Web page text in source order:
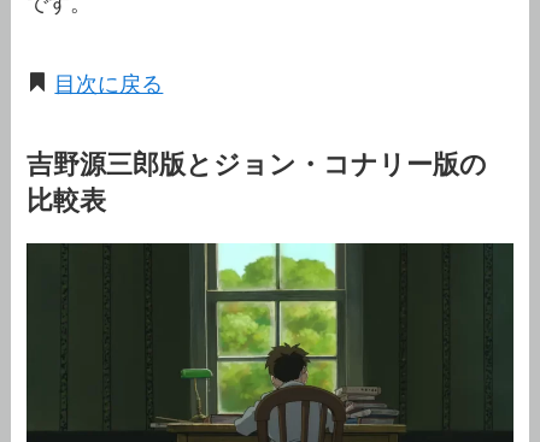
目次に戻る
吉野源三郎版とジョン・コナリー版の
比較表